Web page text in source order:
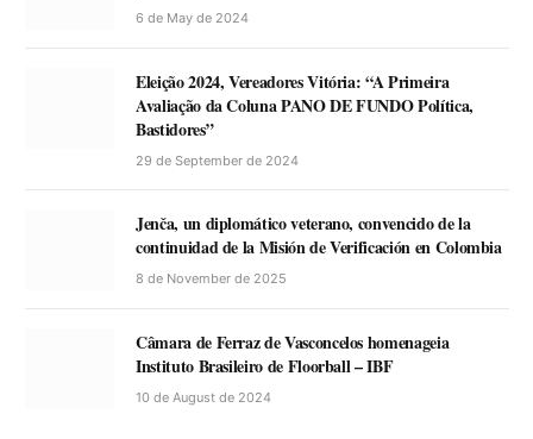
6 de May de 2024
Eleição 2024, Vereadores Vitória: “A Primeira
Avaliação da Coluna PANO DE FUNDO Política,
Bastidores”
29 de September de 2024
Jenča, un diplomático veterano, convencido de la
continuidad de la Misión de Verificación en Colombia
8 de November de 2025
Câmara de Ferraz de Vasconcelos homenageia
Instituto Brasileiro de Floorball – IBF
10 de August de 2024